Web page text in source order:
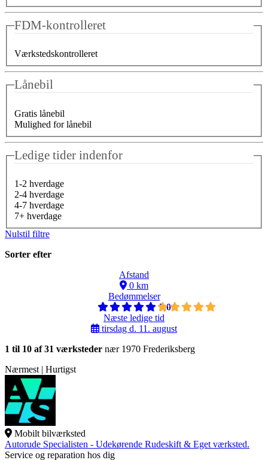
FDM-kontrolleret
Værkstedskontrolleret
Lånebil
Gratis lånebil
Mulighed for lånebil
Ledige tider indenfor
1-2 hverdage
2-4 hverdage
4-7 hverdage
7+ hverdage
Nulstil filtre
Sorter efter
Afstand
0 km
Bedømmelser
5,0
Næste ledige tid
tirsdag d. 11. august
1 til 10 af 31 værksteder nær 1970 Frederiksberg
Nærmest | Hurtigst
Mobilt bilværksted
Autorude Specialisten - Udekørende Rudeskift & Eget værksted.
Service og reparation hos dig